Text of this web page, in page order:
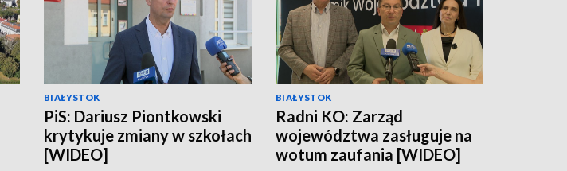
BIAŁYSTOK
PiS: Dariusz Piontkowski
krytykuje zmiany w szkołach
[WIDEO]
BIAŁYSTOK
Radni KO: Zarząd
województwa zasługuje na
wotum zaufania [WIDEO]